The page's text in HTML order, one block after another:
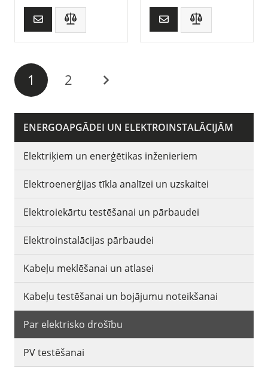
ENERGOAPGĀDEI UN ELEKTROINSTALĀCIJĀM
Elektriķiem un enerģētikas inženieriem
Elektroenerģijas tīkla analīzei un uzskaitei
Elektroiekārtu testēšanai un pārbaudei
Elektroinstalācijas pārbaudei
Kabeļu meklēšanai un atlasei
Kabeļu testēšanai un bojājumu noteikšanai
Par elektrisko drošību
PV testēšanai
1 2